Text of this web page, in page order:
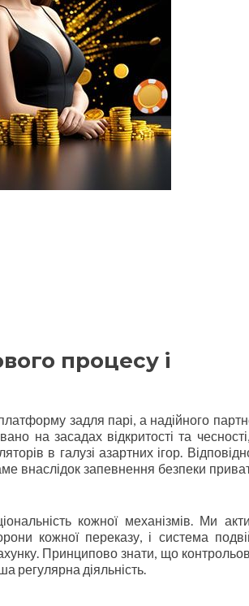
процесу і
задля парі, а надійного
на засадах відкритості та
в галузі азартних ігор.
внаслідок запевнення безпеки
кожної механізмів. Ми
кожної переказу, і система
Принципово знати, що
регулярна діяльність.